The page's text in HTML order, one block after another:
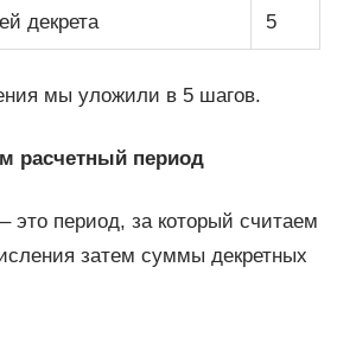
декрета
5
мы уложили в 5 шагов.
расчетный период
это период, за который считаем
затем суммы декретных